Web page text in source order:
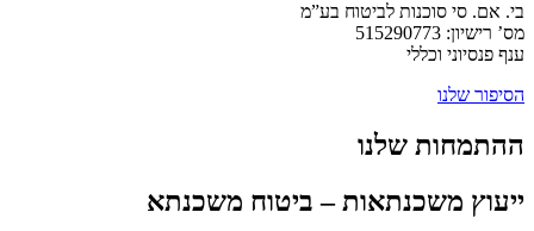
בי. אם. סי סוכנות לביטוח בע”מ
מס’ רישיון: 515290773
ענף פנסיוני וכללי
הסיפור שלנו
ההתמחות שלנו
ייעוץ משכנתאות – ביטוח משכנתא